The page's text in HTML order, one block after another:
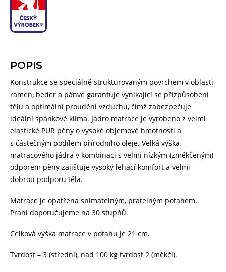
POPIS
Konstrukce se speciálně strukturovaným povrchem v oblasti
ramen, beder a pánve garantuje vynikající se přizpůsobení
tělu a optimální proudění vzduchu, čímž zabezpečuje
ideální spánkové klima. Jádro matrace je vyrobeno z velmi
elastické PUR pěny o vysoké objemové hmotnosti a
s částečným podílem přírodního oleje. Velká výška
matracového jádra v kombinaci s velmi nízkým (změkčeným)
odporem pěny zajišťuje vysoký lehací komfort a velmi
dobrou podporu těla.
Matrace je opatřena snímatelným, pratelným potahem.
Praní doporučujeme na 30 stupňů.
Celková výška matrace v potahu je 21 cm.
Tvrdost – 3 (střední), nad 100 kg tvrdost 2 (měkčí).